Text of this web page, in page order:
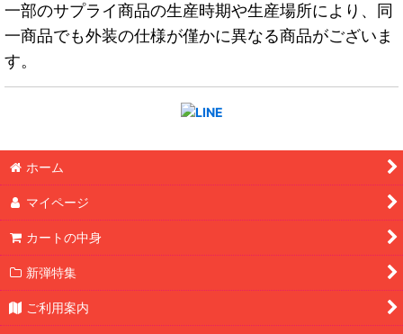
一部のサプライ商品の生産時期や生産場所により、同
一商品でも外装の仕様が僅かに異なる商品がございま
す。
ホーム
マイページ
カートの中身
新弾特集
ご利用案内